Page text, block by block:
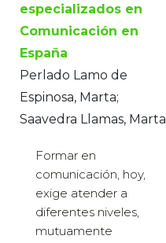
especializados en
Comunicación en
España
Perlado Lamo de
Espinosa, Marta;
Saavedra Llamas, Marta
Formar en
comunicación, hoy,
exige atender a
diferentes niveles,
mutuamente